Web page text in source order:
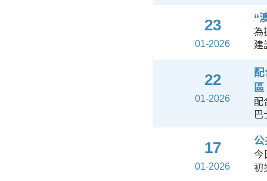
23
01-2026
“
為
建
22
01-2026
區
配
巴
17
01-2026
公
今
初